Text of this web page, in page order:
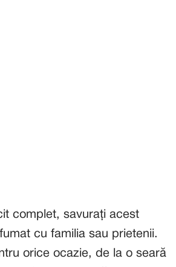
complet, savurați acest
cu familia sau prietenii.
orice ocazie, de la o seară